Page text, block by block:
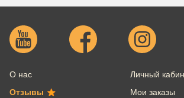
О нас
Отзывы
Личный
Мои заказы